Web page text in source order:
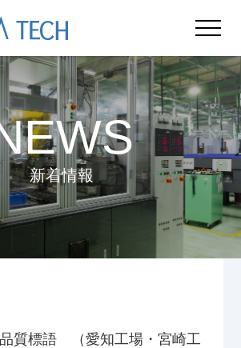
新着情報
質標語 （愛知工場・宮崎工